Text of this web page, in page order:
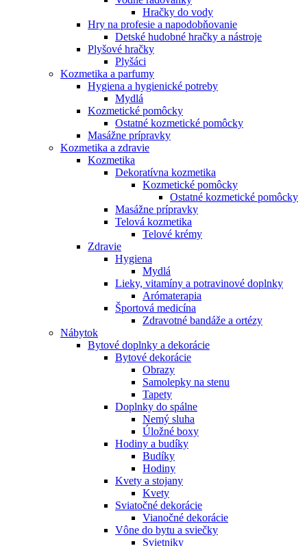
Hračky do vody
Hry na profesie a napodobňovanie
Detské hudobné hračky a nástroje
Plyšové hračky
Plyšáci
Kozmetika a parfumy
Hygiena a hygienické potreby
Mydlá
Kozmetické pomôcky
Ostatné kozmetické pomôcky
Masážne prípravky
Kozmetika a zdravie
Kozmetika
Dekoratívna kozmetika
Kozmetické pomôcky
Ostatné kozmetické pomôcky
Masážne prípravky
Telová kozmetika
Telové krémy
Zdravie
Hygiena
Mydlá
Lieky, vitamíny a potravinové doplnky
Arómaterapia
Športová medicína
Zdravotné bandáže a ortézy
Nábytok
Bytové doplnky a dekorácie
Bytové dekorácie
Obrazy
Samolepky na stenu
Tapety
Doplnky do spálne
Nemý sluha
Úložné boxy
Hodiny a budíky
Budíky
Hodiny
Kvety a stojany
Kvety
Sviatočné dekorácie
Vianočné dekorácie
Vône do bytu a sviečky
Svietniky